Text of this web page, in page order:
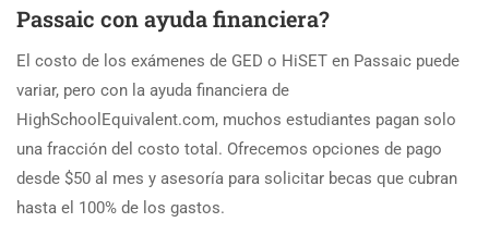
Passaic con ayuda financiera?
El costo de los exámenes de GED o HiSET en Passaic puede
variar, pero con la ayuda financiera de
HighSchoolEquivalent.com, muchos estudiantes pagan solo
una fracción del costo total. Ofrecemos opciones de pago
desde $50 al mes y asesoría para solicitar becas que cubran
hasta el 100% de los gastos.